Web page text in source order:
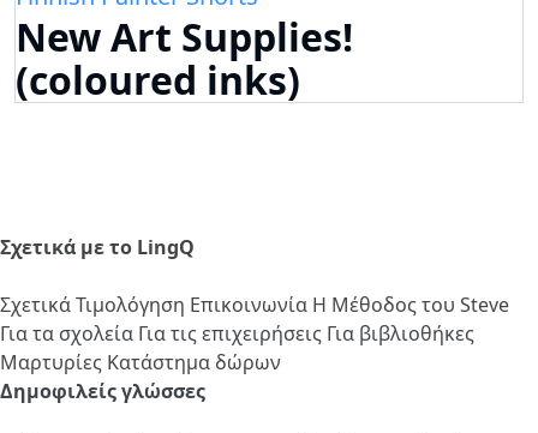
New Art Supplies!
(coloured inks)
Σχετικά με το LingQ
ΣχετικάΤιμολόγηση Επικοινωνία Η Μέθοδος του Steve
Για τα σχολεία Για τις επιχειρήσεις Για βιβλιοθήκες
Μαρτυρίες Κατάστημα δώρων
Δημοφιλείς γλώσσες